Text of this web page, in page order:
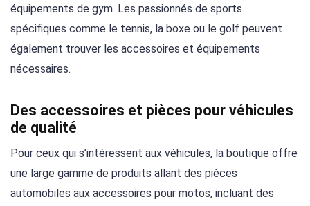
équipements de gym. Les passionnés de sports
spécifiques comme le tennis, la boxe ou le golf peuvent
également trouver les accessoires et équipements
nécessaires.
Des accessoires et pièces pour véhicules
de qualité
Pour ceux qui s’intéressent aux véhicules, la boutique offre
une large gamme de produits allant des pièces
automobiles aux accessoires pour motos, incluant des